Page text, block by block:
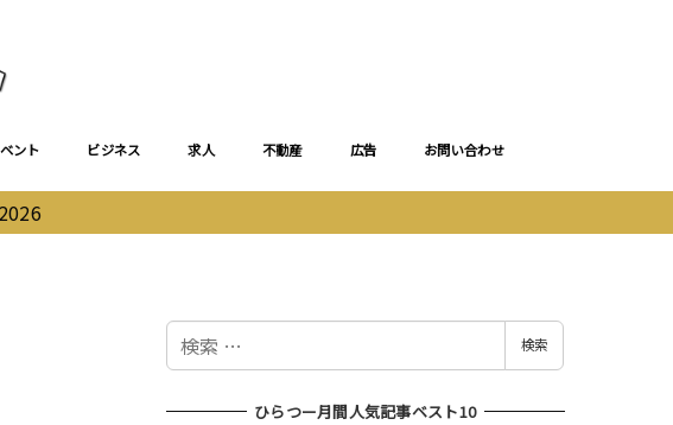
ント ビジネス 求人 不動産 広告 お問い合わせ
検
検索
ひらつー月間人気記事ベスト10